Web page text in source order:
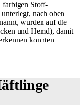
farbigen Stoff-
nach oben
wurden auf die
und Hemd), damit
konnten.